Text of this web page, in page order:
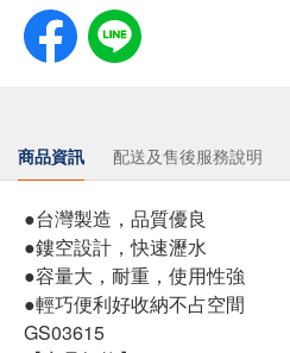
商品資訊 配送及售後服務說明
●台灣製造，品質優良
●鏤空設計，快速瀝水
●容量大，耐重，使用性強
●輕巧便利好收納不占空間
GS03615